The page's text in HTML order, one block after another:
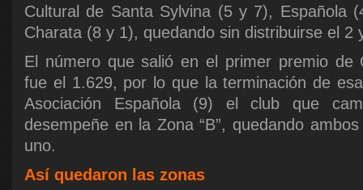
Cultural de Santa Sylvina (5 y 7), Española
Charata (8 y 1), quedando sin distribuirse el 2
El número que salió en el primer premio de
fue el 1.629, por lo que la terminación de
Asociación Española (9) el club que
desempeñe en la Zona “B”, quedando
uno.
Así quedaron las zonas